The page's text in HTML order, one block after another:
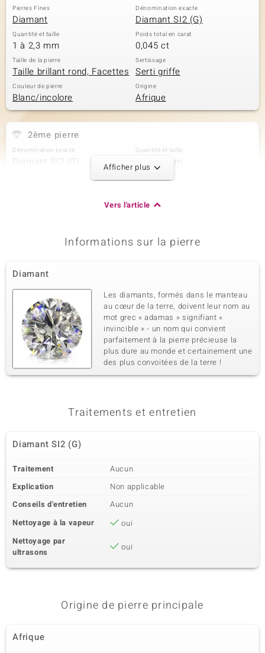
Pierres Fines
Diamant
Dénomination exacte
Diamant SI2 (G)
Quantité et taille
1 à 2,3 mm
Poids total en carat
0,045 ct
Taille de la pierre
Taille brillant rond, Facettes
Sertissage
Serti griffe
Couleur de pierre
Blanc/incolore
Origine
Afrique
2ème pierre
Dénomination exacte
Diamant SI2 (G)
Quantité et taille
8 à 1,5 mm
Origine
Diamant SI2 (G)
Poids total en carat
0,085 ct
Taille de la pierre
Taille brillant rond
Sertissage
Serti griffe
Origine
Afrique
Afficher plus
Vers l'article
Informations sur la pierre
Diamant
Les diamants, formés dans le manteau
au cœur de la terre, doivent leur nom au
mot grec « adamas » signifiant «
invincible » - un nom qui convient
parfaitement à la pierre précieuse la
plus dure au monde et certainement une
des plus convoitées de la terre !
Traitements et entretien
Diamant SI2 (G)
Traitement
Aucun
Explication
Non applicable
Conseils d'entretien
Aucun
Nettoyage à la vapeur
oui
Nettoyage par
ultrasons
oui
Origine de pierre principale
Afrique